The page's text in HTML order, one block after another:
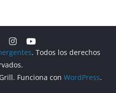
. Todos los derechos
Funciona con WordPress.